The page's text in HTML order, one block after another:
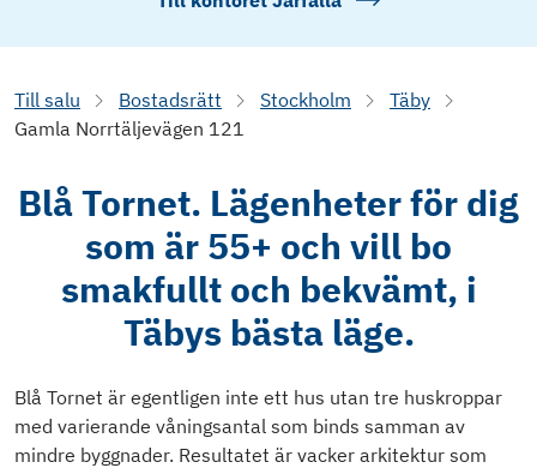
Till salu Bostadsrätt Stockholm
Täby
Gamla Norrtäljevägen 121
Blå Tornet. Lägenheter för dig
som är 55+ och vill bo
smakfullt och bekvämt, i
Täbys bästa läge.
Blå Tornet är egentligen inte ett hus utan tre huskroppar
med varierande våningsantal som binds samman av
mindre byggnader. Resultatet är vacker arkitektur som